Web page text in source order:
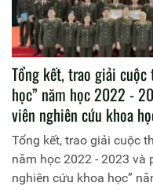
Tổng kết, trao giải
học” năm học 2022 -
viên nghiên cứu khoa
Tổng kết, trao giải cuộc
năm học 2022 - 2023 và
nghiên cứu khoa học”